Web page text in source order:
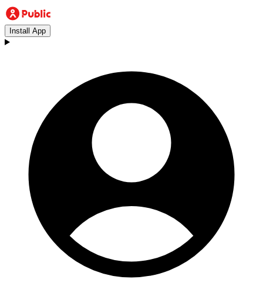
Install App